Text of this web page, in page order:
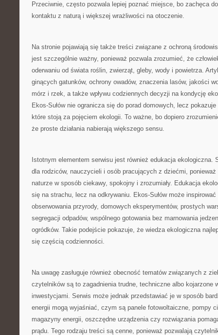
Przeciwnie, często pozwala lepiej poznać miejsce, bo zachęca
kontaktu z naturą i większej wrażliwości na otoczenie.
Na stronie pojawiają się także treści związane z ochroną
jest szczególnie ważny, ponieważ pozwala zrozumieć, że
oderwaniu od świata roślin, zwierząt, gleby, wody i powietrza.
ginących gatunków, ochrony owadów, znaczenia lasów, jakości
mórz i rzek, a także wpływu codziennych decyzji na kondycję
Ekos-Sułów nie ogranicza się do porad domowych, lecz
które stoją za pojęciem ekologii. To ważne, bo dopiero
że proste działania nabierają większego sensu.
Istotnym elementem serwisu jest również edukacja ekologiczna.
dla rodziców, nauczycieli i osób pracujących z dziećmi,
naturze w sposób ciekawy, spokojny i zrozumiały. Edukacja
się na strachu, lecz na odkrywaniu. Ekos-Sułów może
obserwowania przyrody, domowych eksperymentów, prostych
segregacji odpadów, wspólnego gotowania bez marnowania
ogródków. Takie podejście pokazuje, że wiedza ekologiczna
się częścią codzienności.
Na uwagę zasługuje również obecność tematów związanych z
czytelników są to zagadnienia trudne, techniczne albo kojarzone
inwestycjami. Serwis może jednak przedstawiać je w sposób
energii mogą wyjaśniać, czym są panele fotowoltaiczne, pompy
magazyny energii, oszczędne urządzenia czy rozwiązania
prądu. Tego rodzaju treści są cenne, ponieważ pozwalają